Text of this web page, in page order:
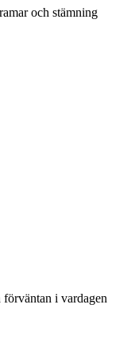
och stämning
i vardagen